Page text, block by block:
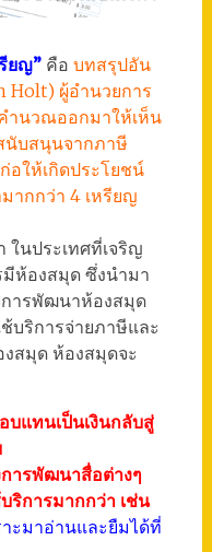
ยญ”คือ บทสรุปอัน
Holt) ผู้อำนวยการ
ำนวณออกมาให้เห็น
นับสนุนจากภาษี
อให้เกิดประโยชน์
ากกว่า 4 เหรียญ
ในประเทศที่เจริญ
ห้องสมุด ซึ่งนำมา
การพัฒนาห้องสมุด
บริการจ่ายภาษีและ
สมุด ห้องสมุดจะ
บแทนเป็นเงินกลับสู่
ารพัฒนาสื่อต่างๆ
ริการมากกว่า เช่น
ะมาอ่านและยืมได้ที่